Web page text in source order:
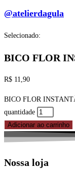
@atelierdagula
Selecionado:
BICO FLOR
R$ 11,90
BICO FLOR
quantidade
Adicionar ao carrinho
Nossa loja